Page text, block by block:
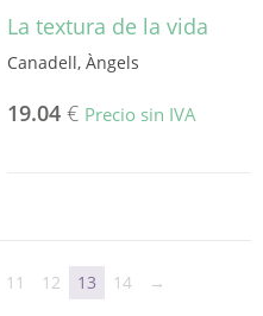
La textura de la vida
Canadell, Àngels
19.04 € Precio sin IVA
11 12 13 14 →